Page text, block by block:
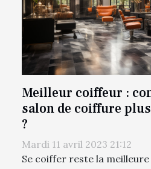
Meilleur coiffeur :
salon de coiffure
?
Mardi 11 avril 2023 21:12
Se coiffer reste la